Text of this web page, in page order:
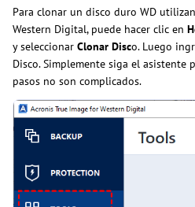
Para clonar un disco duro WD
Western Digital, puede hacer clic en
y seleccionar Clonar Disco. Luego
Disco. Simplemente siga el asistente
pasos no son complicados.